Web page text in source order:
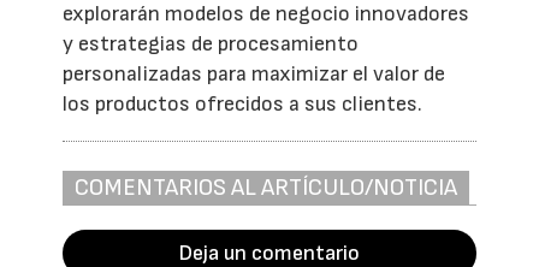
explorarán modelos de negocio innovadores
y estrategias de procesamiento
personalizadas para maximizar el valor de
los productos ofrecidos a sus clientes.
COMENTARIOS AL ARTÍCULO/NOTICIA
Deja un comentario